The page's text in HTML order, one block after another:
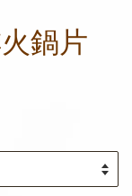
鍋片